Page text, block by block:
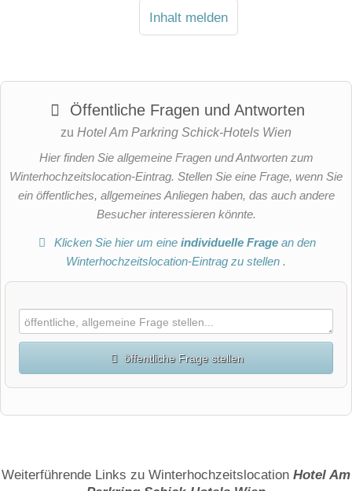
Inhalt melden
Öffentliche Fragen und Antworten
zu Hotel Am Parkring Schick-Hotels Wien
Hier finden Sie allgemeine Fragen und Antworten zum
Winterhochzeitslocation-Eintrag. Stellen Sie eine Frage, wenn Sie
ein öffentliches, allgemeines Anliegen haben, das auch andere
Besucher interessieren könnte.
Klicken Sie hier um eineindividuelle Frage an den
Winterhochzeitslocation-Eintrag zu stellen .
öffentliche Frage stellen
Weiterführende Links zu Winterhochzeitslocation Hotel Am